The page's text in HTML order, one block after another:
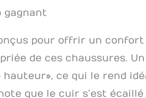
basses, les sandales à
escarpins à bout pointu,
Beaucoup de nos
rembourrées pour plus
Collection Chaussures
que porter les bonnes
gagnant
pour offrir un
de ces chaussures.
hauteur », ce qui le rend
que le cuir s’est